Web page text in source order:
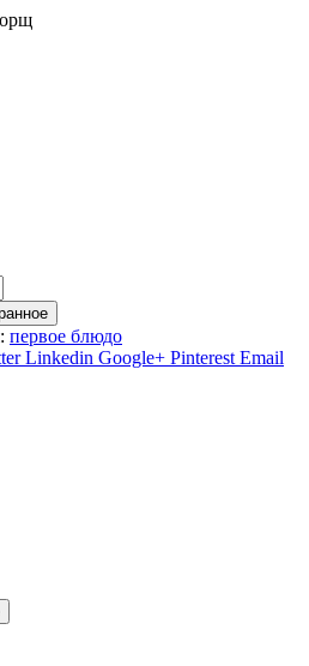
первое блюдо
Linkedin Google+ Pinterest Email